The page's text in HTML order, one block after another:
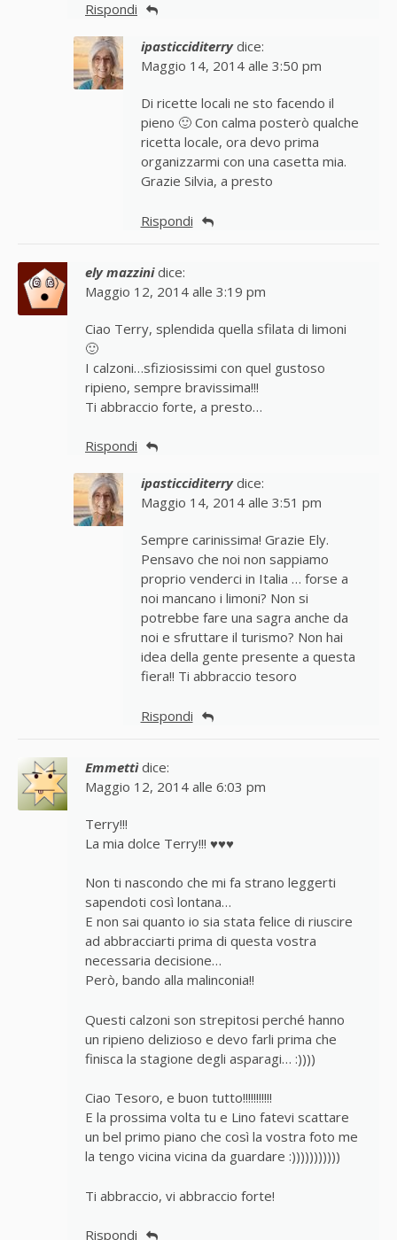
Rispondi
ipasticciditerry dice:
Maggio 14, 2014 alle 3:50 pm
Di ricette locali ne sto facendo il
pieno 🙂 Con calma posterò qualche
ricetta locale, ora devo prima
organizzarmi con una casetta mia.
Grazie Silvia, a presto
Rispondi
ely mazzini dice:
Maggio 12, 2014 alle 3:19 pm
Ciao Terry, splendida quella sfilata di limoni
🙂
I calzoni…sfiziosissimi con quel gustoso
ripieno, sempre bravissima!!!
Ti abbraccio forte, a presto…
Rispondi
ipasticciditerry dice:
Maggio 14, 2014 alle 3:51 pm
Sempre carinissima! Grazie Ely.
Pensavo che noi non sappiamo
proprio venderci in Italia … forse a
noi mancano i limoni? Non si
potrebbe fare una sagra anche da
noi e sfruttare il turismo? Non hai
idea della gente presente a questa
fiera!! Ti abbraccio tesoro
Rispondi
Emmettì dice:
Maggio 12, 2014 alle 6:03 pm
Terry!!!
La mia dolce Terry!!! ♥♥♥
Non ti nascondo che mi fa strano leggerti
sapendoti così lontana…
E non sai quanto io sia stata felice di riuscire
ad abbracciarti prima di questa vostra
necessaria decisione…
Però, bando alla malinconia!!
Questi calzoni son strepitosi perché hanno
un ripieno delizioso e devo farli prima che
finisca la stagione degli asparagi… :))))
Ciao Tesoro, e buon tutto!!!!!!!!!!!
E la prossima volta tu e Lino fatevi scattare
un bel primo piano che così la vostra foto me
la tengo vicina vicina da guardare :)))))))))))
Ti abbraccio, vi abbraccio forte!
Rispondi